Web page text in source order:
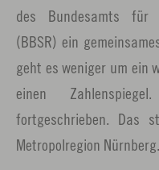
des Bundesamts für
(BBSR) ein
geht es weniger um ein
einen
fortgeschrieben. Das
Metropolregion Nürnberg.